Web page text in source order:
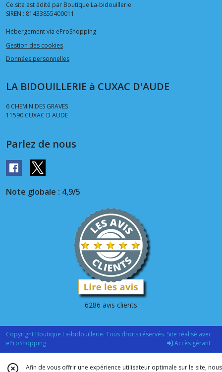
Ce site est édité par Boutique La-bidouillerie.
SIREN : 81433855400011
Hébergement via eProShopping
Gestion des cookies
Données personnelles
LA BIDOUILLERIE à CUXAC D'AUDE
6 CHEMIN DES GRAVES
11590 CUXAC D AUDE
Parlez de nous
Note globale : 4,9/5
6286 avis clients
Copyright Boutique La-bidouillerie. Tous droits réservés. Site réalisé avec
eProShopping
Accès gérant
Afin de vous offrir une expérience utilisateur optimale sur le site, nous